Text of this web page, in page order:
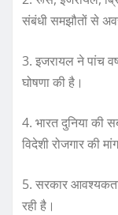
संबंधी समझौतों से
3. इजरायल ने पांच
घोषणा की है।
4. भारत दुनिया की
विदेशी रोजगार की
5. सरकार
रही है।